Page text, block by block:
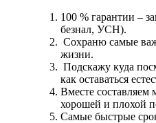
100 % гарантии –
безнал, УСН).
Сохраню самые
жизни.
Подскажу куда
как оставаться
Вместе составляем
хорошей и плохой
Самые быстрые